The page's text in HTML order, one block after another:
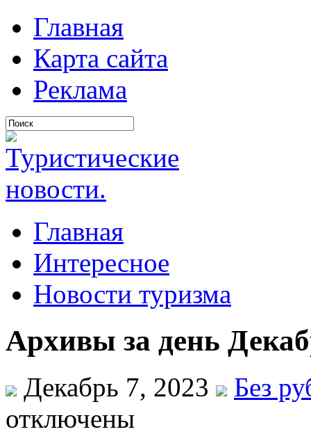
Главная
Карта сайта
Реклама
Главная
Интересное
Новости туризма
Архивы за день
Декабрь 7, 2023
Без
отключены